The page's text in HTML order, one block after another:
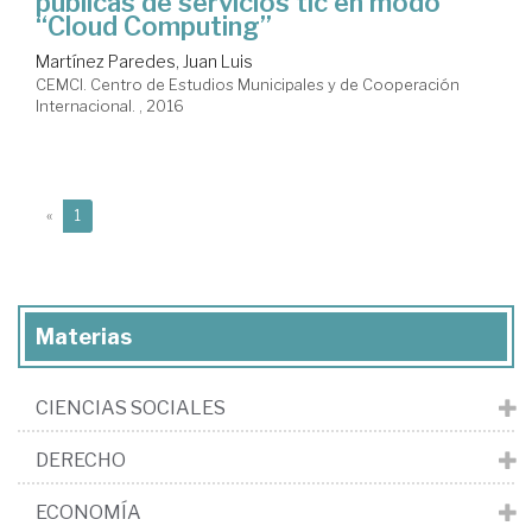
“Cloud Computing”
Martínez Paredes, Juan Luis
CEMCI. Centro de Estudios Municipales y de Cooperación
Internacional. , 2016
« 1
Materias
CIENCIAS SOCIALES
DERECHO
ECONOMÍA